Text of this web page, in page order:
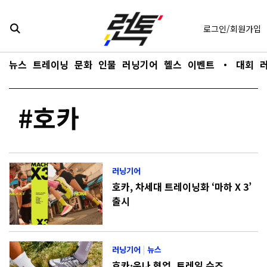
바로가기
뉴스 트레이닝 문화 인물 러닝기어 헬스 이벤트 ・ 대회
로그인/회원가입
#호카
러닝기어
호카, 차세대 트레이닝화 ‘마하 X 3’
출시
러닝기어 |뉴스